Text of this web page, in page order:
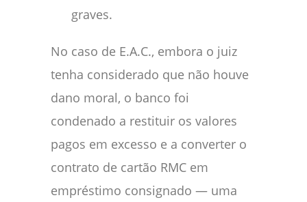
graves.
No caso de E.A.C., embora o juiz
tenha considerado que não houve
dano moral, o banco foi
condenado a restituir os valores
pagos em excesso e a converter o
contrato de cartão RMC em
empréstimo consignado — uma